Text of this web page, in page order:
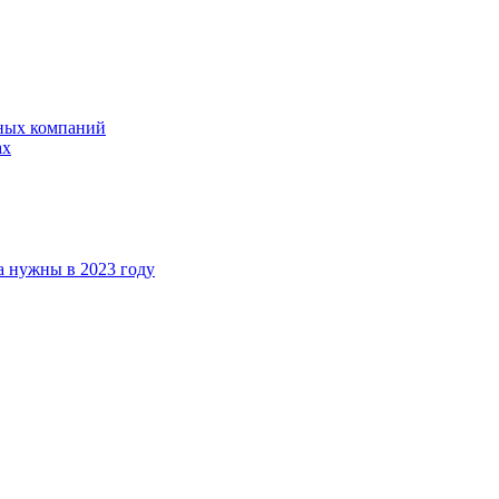
компаний
нужны в 2023 году